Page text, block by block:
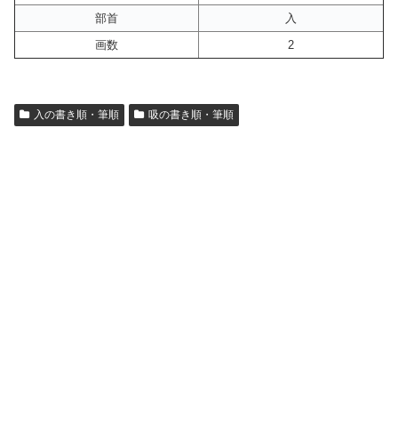
部首
入
画数
2
入の書き順・筆順 吸の書き順・筆順